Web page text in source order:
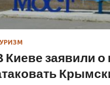
Киеве заявили